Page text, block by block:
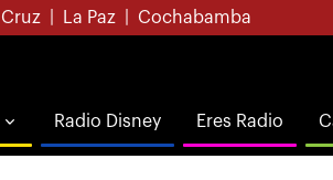
La Paz Cochabamba
Radio Disney Eres Radio